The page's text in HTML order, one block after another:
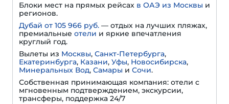
Блоки мест на прямых рейсах в ОАЭ из Москвы и
регионов.
Дубай от 105 966 руб. — отдых на лучших пляжах,
премиальные отели и яркие впечатления
круглый год.
Вылеты из Москвы, Санкт-Петербурга,
Екатеринбурга, Казани, Уфы, Новосибирска,
Минеральных Вод, Самары и Сочи.
Собственная принимающая компания: отели с
мгновенным подтверждением, экскурсии,
трансферы, поддержка 24/7